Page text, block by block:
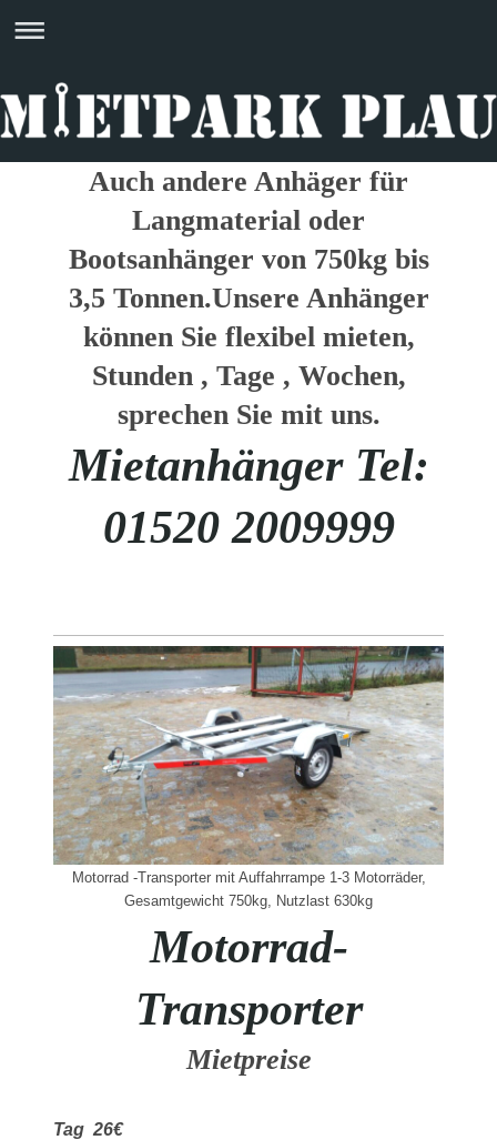
Auch andere Anhäger für
Langmaterial oder
Bootsanhänger von 750kg bis
3,5 Tonnen.Unsere Anhänger
können Sie flexibel mieten,
Stunden , Tage , Wochen,
sprechen Sie mit uns.
Mietanhänger Tel:
01520 2009999
Motorrad -Transporter mit Auffahrrampe 1-3 Motorräder,
Gesamtgewicht 750kg, Nutzlast 630kg
Motorrad-
Transporter
Mietpreise
Tag 26€